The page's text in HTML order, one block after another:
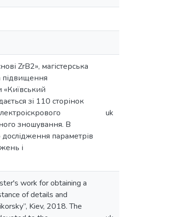
ZrB2», магістерська
підвищення
«Київський
зі 110 сторінок
зношування. В
параметрів
і
uk
work for obtaining a
of details and
Kiev, 2018. The